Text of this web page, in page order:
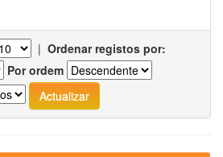
| Ordenar registos por:
Por ordem